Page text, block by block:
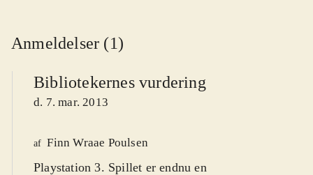
Anmeldelser (1)
Bibliotekernes vurdering
d. 7. mar. 2013
af Finn Wraae Poulsen
Playstation 3. Spillet er endnu en